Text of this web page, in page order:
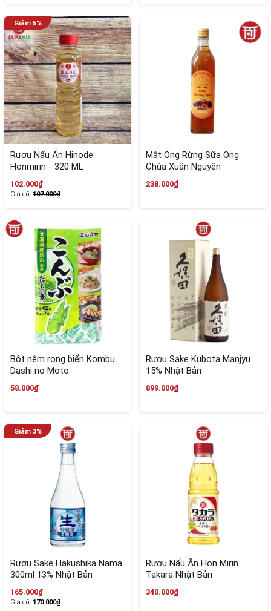
Rượu Nấu Ăn Hinode
Honmirin - 320 ML
102.000₫
Giá cũ: 107.000₫
Mật Ong Rừng Sữa Ong
Chúa Xuân Nguyên
238.000₫
Bột nêm rong biển Kombu
Dashi no Moto
58.000₫
Rượu Sake Kubota Manjyu
15% Nhật Bản
899.000₫
Rượu Sake Hakushika Nama
300ml 13% Nhật Bản
165.000₫
Giá cũ: 170.000₫
Rượu Nấu Ăn Hon Mirin
Takara Nhật Bản
340.000₫